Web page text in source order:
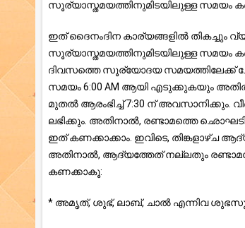
സൂര്യാസ്തമയത്തിനുമിടയിലുള്ള സമയം
ഇത് ദൈനംദിന കാര്യങ്ങളിൽ തികച്ചും
സൂര്യാസ്തമയത്തിനുമിടയിലുള്ള സമയം
ദിവസത്തെ സൂര്യോദയ
സമയം 6:00 AM ആയി എടുക്കുകയും അതിൽ
മുതൽ ആരംഭിച്ച് 7:30 ന് അവസാനിക്കും.
ലഭിക്കും. അതിനാൽ, രണ്ടാമത്തെ
ഇത് കണക്കാക്കാം. ഇവിടെ,
അതിനാൽ, ആദ്യത്തേത് നല്ലതും
കണക്കാകൂ:
* അമൃത്, ശുഭ്, ലാബ്, ചാൽ എന്നിവ